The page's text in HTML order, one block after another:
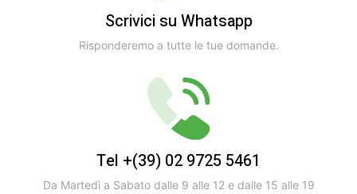
Scrivici su Whatsapp
Risponderemo a tutte le tue domande.
Tel +(39) 02 9725 5461
Da Martedì a Sabato dalle 9 alle 12 e dalle 15 alle 19